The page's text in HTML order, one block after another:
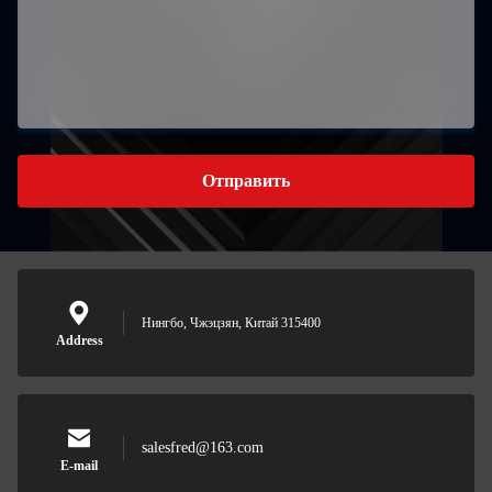
Отправить
Address
Нингбо, Чжэцзян, Китай 315400
E-mail
salesfred@163.com